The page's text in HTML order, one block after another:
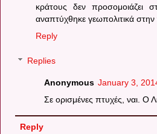
κράτους δεν προσομοιάζει
αναπτύχθηκε γεωπολιτικά στην
Reply
Replies
Anonymous January 3,
Σε ορισμένες πτυχές, ναι. Ο
Reply